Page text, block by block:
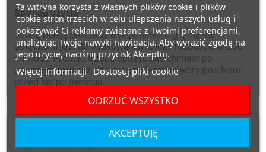
Sposób użycia
Jedną porcję produktu, a więc około 6 g (miarka
dołączona jest do opakowania) należy rozpuścić w 200
ml wody. Produkt trzeba spożyć natychmiast po
przyrządzeniu, raz dziennie, najlepiej między posiłkami
przed lub po treningu.
Suplement diety.
Ta witryna korzysta z własnych plików cookie i plików
cookie stron trzecich w celu ulepszenia naszych usług i
pokazywać Ci reklamy związane z Twoimi preferencjami,
analizując Twoje nawyki nawigacja. Aby wyrazić zgodę na
jego użycie, naciśnij przycisk Akceptuj.
Więcej informacji Dostosuj pliki cookie
ODRZUĆ WSZYSTKO
AKCEPTUJĘ